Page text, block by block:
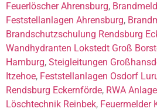
Feuerlöscher Ahrensburg,
Feststellanlagen Ahrensburg,
Brandschutzschulung Rendsburg
Wandhydranten Lokstedt Groß
Hamburg, Steigleitungen
Itzehoe, Feststellanlagen Osdorf
Rendsburg Eckernförde, RWA
Löschtechnik Reinbek, Feuermelder